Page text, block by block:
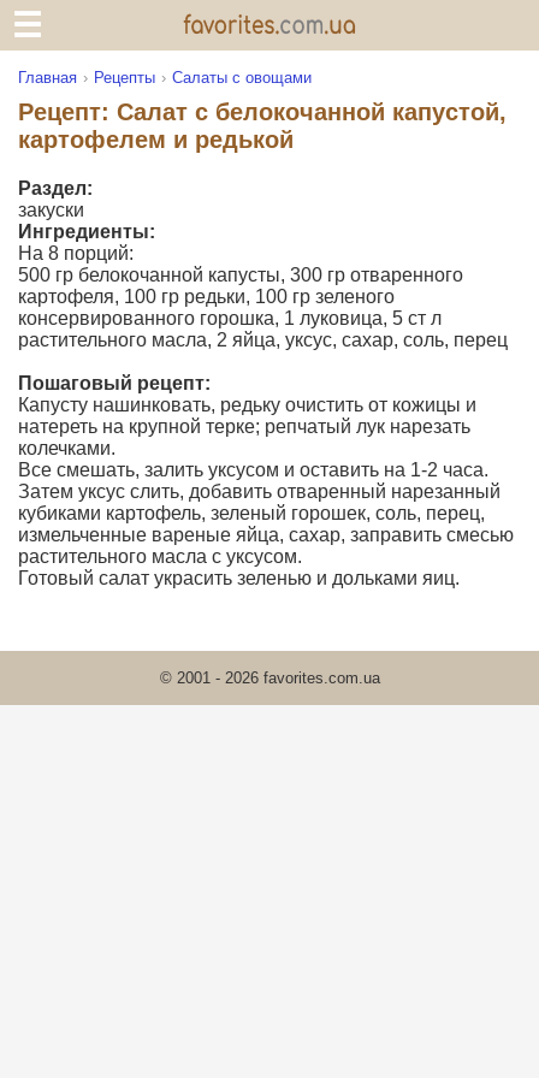
Главная Рецепты Салаты с овощами
Рецепт: Салат с белокочанной капустой,
картофелем и редькой
Раздел:
закуски
Ингредиенты:
На 8 порций:
500 гр белокочанной капусты, 300 гр отваренного
картофеля, 100 гр редьки, 100 гр зеленого
консервированного горошка, 1 луковица, 5 ст л
растительного масла, 2 яйца, уксус, сахар, соль, перец
Пошаговый рецепт:
Капусту нашинковать, редьку очистить от кожицы и
натереть на крупной терке; репчатый лук нарезать
колечками.
Все смешать, залить уксусом и оставить на 1-2 часа.
Затем уксус слить, добавить отваренный нарезанный
кубиками картофель, зеленый горошек, соль, перец,
измельченные вареные яйца, сахар, заправить смесью
растительного масла с уксусом.
Готовый салат украсить зеленью и дольками яиц.
© 2001 - 2026 favorites.com.ua